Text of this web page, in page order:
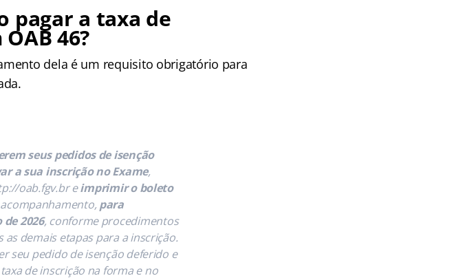
pagar a taxa de
46?
dela é um requisito obrigatório para
seus pedidos de isenção
a sua inscrição no Exame,
oab.fgv.br eimprimir o boleto
para
2026, conforme procedimentos
demais etapas para a inscrição.
seu pedido de isenção deferido e
de inscrição na forma e no